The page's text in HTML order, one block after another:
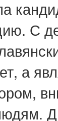
С
а